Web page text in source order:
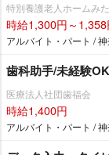
特別養護老人ホームみ
時給1,300円～1,358
アルバイト・パート /
歯科助手/未経験
医療法人社団歯福会
時給1,400円
アルバイト・パート /